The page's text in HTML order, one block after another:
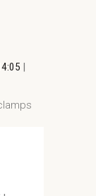
|